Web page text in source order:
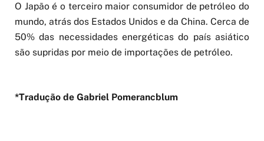
O Japão é o terceiro maior consumidor de petróleo do
mundo, atrás dos Estados Unidos e da China. Cerca de
50% das necessidades energéticas do país asiático
são supridas por meio de importações de petróleo.
*Tradução de Gabriel Pomerancblum